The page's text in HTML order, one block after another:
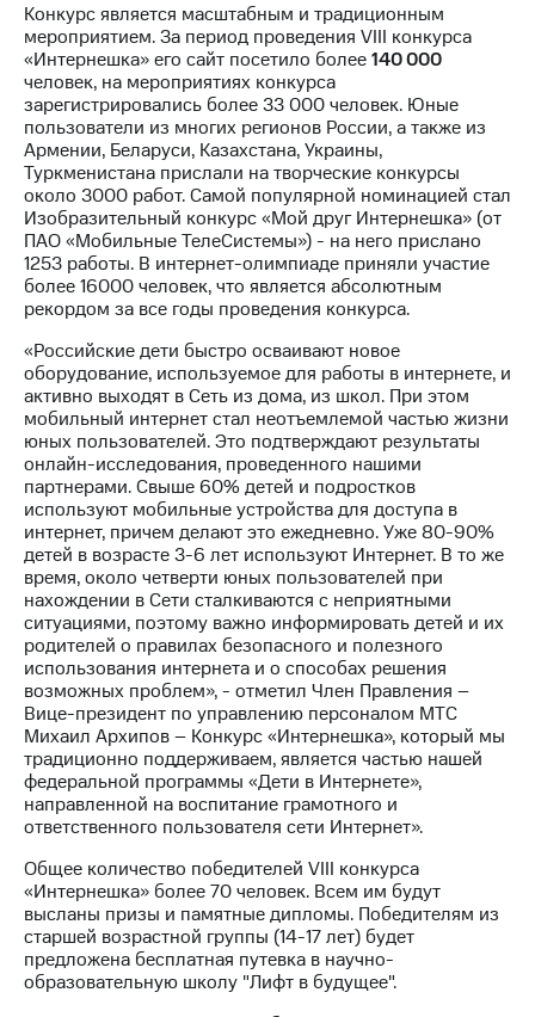
в
регионе
и акционерам
Корпоративное
управление
Корпоративный
секретарь
Раскрытие
информации
Информация
акционерам
Документы
ПАО
"МТС"
Собрания
акционеров
Личный
кабинет
акционера
Акционерный
капитал
Контроль
и
аудит
Рынок
акций
Описание
Программа
приобретения
Порядок
выкупа
акций
Дивиденды
Рынок
облигаций
Описание
Еврооблигации-2023
Уведомление
о
погашении
Конкурс является масштабным и традиционным
мероприятием. За период проведения VIII конкурса
«Интернешка» его сайт посетило более140 000
человек, на мероприятиях конкурса
зарегистрировались более 33 000 человек. Юные
пользователи из многих регионов России, а также из
Армении, Беларуси, Казахстана, Украины,
Туркменистана прислали на творческие конкурсы
около 3000 работ. Самой популярной номинацией стал
Изобразительный конкурс «Мой друг Интернешка» (от
ПАО «Мобильные ТелеСистемы») - на него прислано
1253 работы. В интернет-олимпиаде приняли участие
более 16000 человек, что является абсолютным
рекордом за все годы проведения конкурса.
«Российские дети быстро осваивают новое
оборудование, используемое для работы в интернете, и
активно выходят в Сеть из дома, из школ. При этом
мобильный интернет стал неотъемлемой частью жизни
юных пользователей. Это подтверждают результаты
онлайн-исследования, проведенного нашими
партнерами. Свыше 60% детей и подростков
используют мобильные устройства для доступа в
интернет, причем делают это ежедневно. Уже 80-90%
детей в возрасте 3-6 лет используют Интернет. В то же
время, около четверти юных пользователей при
нахождении в Сети сталкиваются с неприятными
ситуациями, поэтому важно информировать детей и их
родителей о правилах безопасного и полезного
использования интернета и о способах решения
возможных проблем», - отметил Член Правления –
Вице-президент по управлению персоналом МТС
Михаил Архипов – Конкурс «Интернешка», который мы
традиционно поддерживаем, является частью нашей
федеральной программы «Дети в Интернете»,
направленной на воспитание грамотного и
ответственного пользователя сети Интернет».
Общее количество победителей VIII конкурса
«Интернешка» более 70 человек. Всем им будут
высланы призы и памятные дипломы. Победителям из
старшей возрастной группы (14-17 лет) будет
предложена бесплатная путевка в научно-
образовательную школу "Лифт в будущее".